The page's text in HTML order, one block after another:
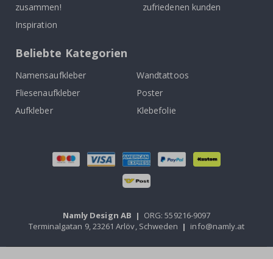
zusammen!
Inspiration
zufriedenen kunden
Beliebte Kategorien
Namensaufkleber
Wandtattoos
Fliesenaufkleber
Poster
Aufkleber
Klebefolie
Namly Design AB | ORG: 559216-9097
Terminalgatan 9, 23261 Arlöv, Schweden | info@namly.at